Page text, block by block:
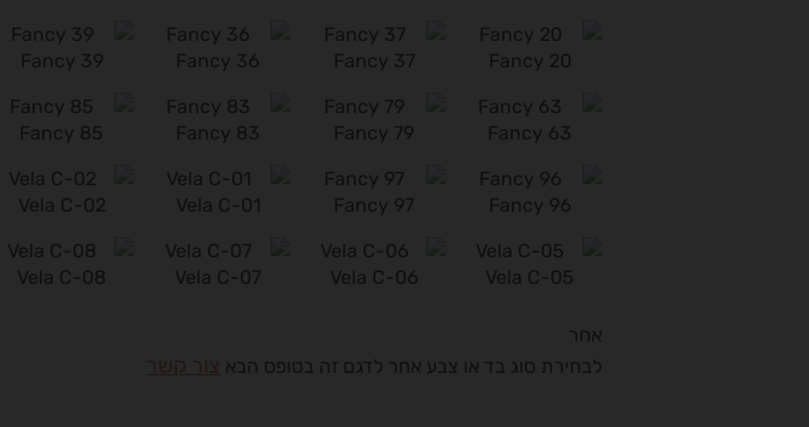
Fancy 20
Fancy 37
Fancy 36
Fancy 39
Fancy 63
Fancy 79
Fancy 83
Fancy 85
Fancy 96
Fancy 97
Vela C-01
Vela C-02
Vela C-05
Vela C-06
Vela C-07
Vela C-08
אחר
לבחירת סוג בד או צבע אחר לדגם זה בטופס הבא